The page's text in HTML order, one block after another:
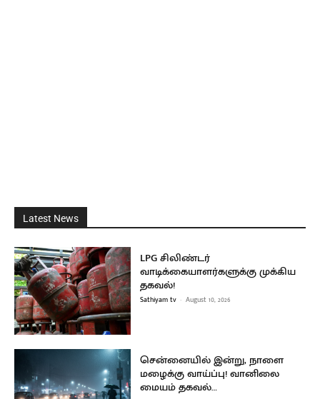
Latest News
LPG சிலிண்டர்
வாடிக்கையாளர்களுக்கு முக்கிய
தகவல்!
Sathiyam tv - August 10, 2026
சென்னையில் இன்று, நாளை
மழைக்கு வாய்ப்பு! வானிலை
மையம் தகவல்…